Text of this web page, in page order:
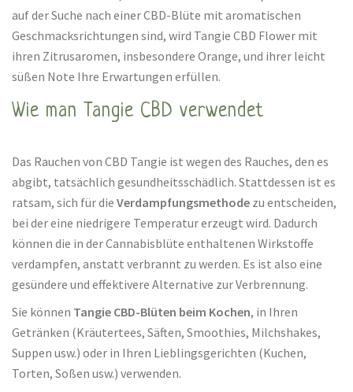
auf der Suche nach einer CBD-Blüte mit aromatischen
Geschmacksrichtungen sind, wird Tangie CBD Flower mit
ihren Zitrusaromen, insbesondere Orange, und ihrer leicht
süßen Note Ihre Erwartungen erfüllen.
Wie man Tangie CBD verwendet
Das Rauchen von CBD Tangie ist wegen des Rauches, den es
abgibt, tatsächlich gesundheitsschädlich. Stattdessen ist es
ratsam, sich für die Verdampfungsmethode zu entscheiden,
bei der eine niedrigere Temperatur erzeugt wird. Dadurch
können die in der Cannabisblüte enthaltenen Wirkstoffe
verdampfen, anstatt verbrannt zu werden. Es ist also eine
gesündere und effektivere Alternative zur Verbrennung.
Sie können Tangie CBD-Blüten beim Kochen, in Ihren
Getränken (Kräutertees, Säften, Smoothies, Milchshakes,
Suppen usw.) oder in Ihren Lieblingsgerichten (Kuchen,
Torten, Soßen usw.) verwenden.